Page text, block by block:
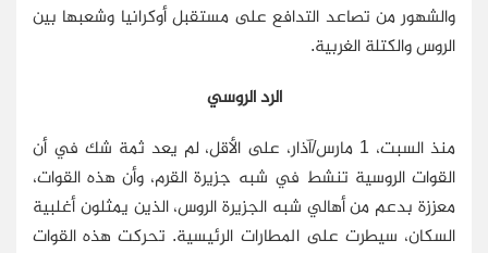
والشهور من تصاعد التدافع على مستقبل أوكرانيا وشعبها بين
الروس والكتلة الغربية.
الرد الروسي
منذ السبت، 1 مارس/آذار، على الأقل، لم يعد ثمة شك في أن
القوات الروسية تنشط في شبه جزيرة القرم، وأن هذه القوات،
معززة بدعم من أهالي شبه الجزيرة الروس، الذين يمثلون أغلبية
السكان، سيطرت على المطارات الرئيسية. تحركت هذه القوات